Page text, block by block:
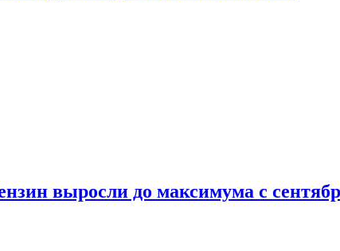
выросли до максимума с